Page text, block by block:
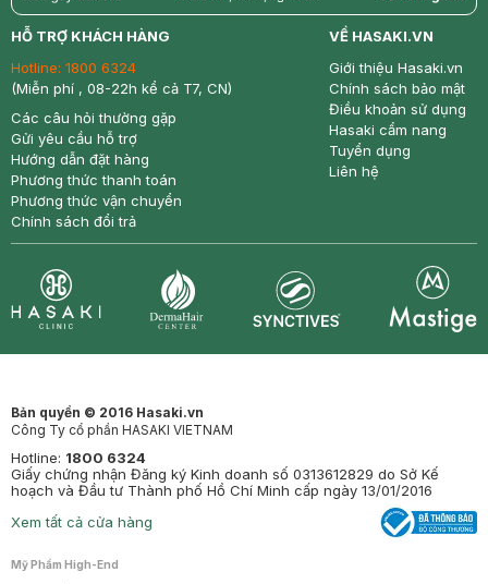
return nowfree price
HỖ TRỢ KHÁCH HÀNG
Hotline: 1800 6324
(Miễn phí , 08-22h kể cả T7, CN)
Các câu hỏi thường gặp
Gửi yêu cầu hỗ trợ
Hướng dẫn đặt hàng
Phương thức thanh toán
Phương thức vận chuyển
Chính sách đổi trả
VỀ HASAKI.VN
Giới thiệu Hasaki.vn
Chính sách bảo mật
Điều khoản sử dụng
Hasaki cẩm nang
Tuyển dụng
Liên hệ
Bản quyền © 2016 Hasaki.vn
Công Ty cổ phần HASAKI VIETNAM
Hotline: 1800 6324
Giấy chứng nhận Đăng ký Kinh doanh số 0313612829 do Sở Kế
hoạch và Đầu tư Thành phố Hồ Chí Minh cấp ngày 13/01/2016
Xem tất cả cửa hàng
Mỹ Phẩm High-End